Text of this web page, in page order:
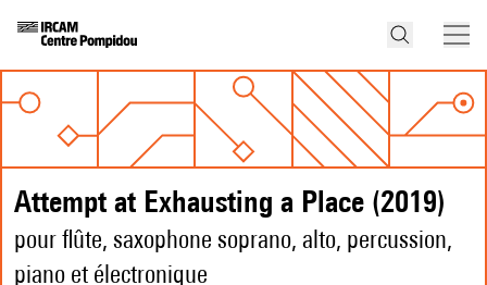
Attempt at Exhausting a Place (2019)
pour flûte, saxophone soprano, alto, percussion,
piano et électronique